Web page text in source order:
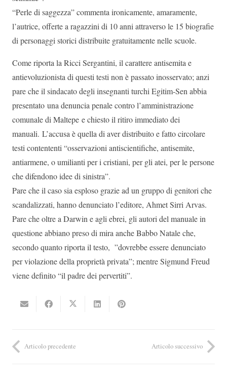
“Perle di saggezza” commenta ironicamente, amaramente,
l’autrice, offerte a ragazzini di 10 anni attraverso le 15 biografie
di personaggi storici distribuite gratuitamente nelle scuole.
Come riporta la Ricci Sergantini, il carattere antisemita e
antievoluzionista di questi testi non è passato inosservato; anzi
pare che il sindacato degli insegnanti turchi Egitim-Sen abbia
presentato una denuncia penale contro l’amministrazione
comunale di Maltepe e chiesto il ritiro immediato dei
manuali. L’accusa è quella di aver distribuito e fatto circolare
testi contententi “osservazioni antiscientifiche, antisemite,
antiarmene, o umilianti per i cristiani, per gli atei, per le persone
che difendono idee di sinistra”.
Pare che il caso sia esploso grazie ad un gruppo di genitori che
scandalizzati, hanno denunciato l’editore, Ahmet Sirri Arvas.
Pare che oltre a Darwin e agli ebrei, gli autori del manuale in
questione abbiano preso di mira anche Babbo Natale che,
secondo quanto riporta il testo, ”dovrebbe essere denunciato
per violazione della proprietà privata”; mentre Sigmund Freud
viene definito “il padre dei pervertiti”.
Articolo precedente Articolo successivo